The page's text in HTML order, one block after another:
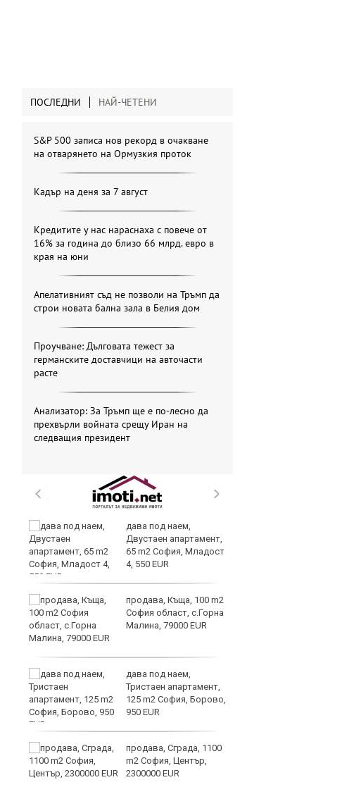
ПОСЛЕДНИ НАЙ-ЧЕТЕНИ
S&P 500 записа нов рекорд в очакване
на отварянето на Ормузкия проток
Кадър на деня за 7 август
Кредитите у нас нараснаха с повече от
16% за година до близо 66 млрд. евро в
края на юни
Апелативният съд не позволи на Тръмп да
строи новата бална зала в Белия дом
Проучване: Дълговата тежест за
германските доставчици на авточасти
расте
Анализатор: За Тръмп ще е по-лесно да
прехвърли войната срещу Иран на
следващия президент
дава под наем,
Двустаен апартамент,
65 m2 София, Младост
4, 550 EUR
продава, Къща, 100 m2
София област, с.Горна
Малина, 79000 EUR
дава под наем,
Тристаен апартамент,
125 m2 София, Борово,
950 EUR
продава, Сграда, 1100
m2 София, Център,
2300000 EUR